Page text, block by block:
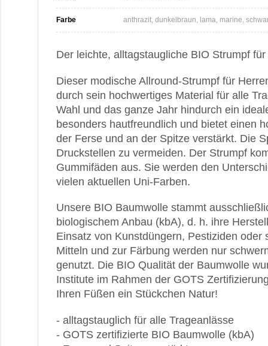
Farbe anthrazit, dunkelbraun, lama, marine,
Der leichte, alltagstaugliche BIO Strumpf
Dieser modische Allround-Strumpf für
durch sein hochwertiges Material für alle
Wahl und das ganze Jahr hindurch ein
besonders hautfreundlich und bietet einen
der Ferse und an der Spitze verstärkt. Die
Druckstellen zu vermeiden. Der Strumpf
Gummifäden aus. Sie werden den
vielen aktuellen Uni-Farben.
Unsere BIO Baumwolle stammt
biologischem Anbau (kbA), d. h. ihre
Einsatz von Kunstdüngern, Pestiziden oder
Mitteln und zur Färbung werden nur
genutzt. Die BIO Qualität der Baumwolle
Institute im Rahmen der GOTS
Ihren Füßen ein Stückchen Natur!
- alltagstauglich für alle Trageanlässe
- GOTS zertifizierte BIO Baumwolle (kbA)